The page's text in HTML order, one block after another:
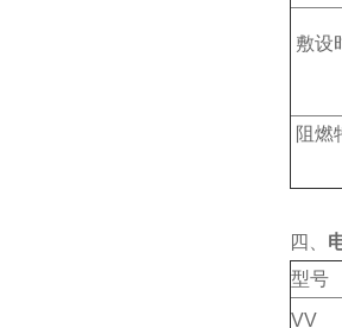
敷设
阻燃
四、
型号
VV